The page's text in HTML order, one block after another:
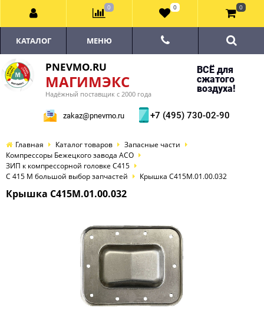
PNEVMO.RU
МАГИМЭКС
Надёжный поставщик с 2000 года
ВСЁ для
сжатого
воздуха!
zakaz@pnevmo.ru +7 (495) 730-02-90
КАТАЛОГ МЕНЮ
Главная Каталог товаров
Запасные части
Компрессоры Бежецкого завода АСО
ЗИП к компрессорной головке С415
С 415 М большой выбор запчастей
Крышка С415М.01.00.032
Крышка С415М.01.00.032
0 0 0